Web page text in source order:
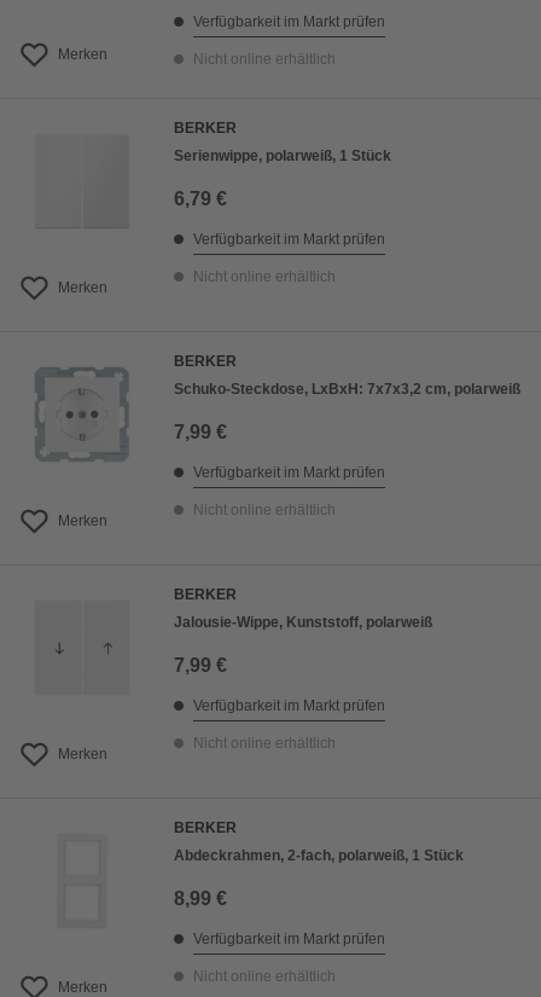
Merken
Verfügbarkeit im Markt prüfen
Nicht online erhältlich
Merken
BERKER
Serienwippe, polarweiß, 1 Stück
6,79 €
Verfügbarkeit im Markt prüfen
Nicht online erhältlich
Merken
BERKER
Schuko-Steckdose, LxBxH: 7x7x3,2 cm, polarweiß
7,99 €
Verfügbarkeit im Markt prüfen
Nicht online erhältlich
Merken
BERKER
Jalousie-Wippe, Kunststoff, polarweiß
7,99 €
Verfügbarkeit im Markt prüfen
Nicht online erhältlich
Merken
BERKER
Abdeckrahmen, 2-fach, polarweiß, 1 Stück
8,99 €
Verfügbarkeit im Markt prüfen
Nicht online erhältlich